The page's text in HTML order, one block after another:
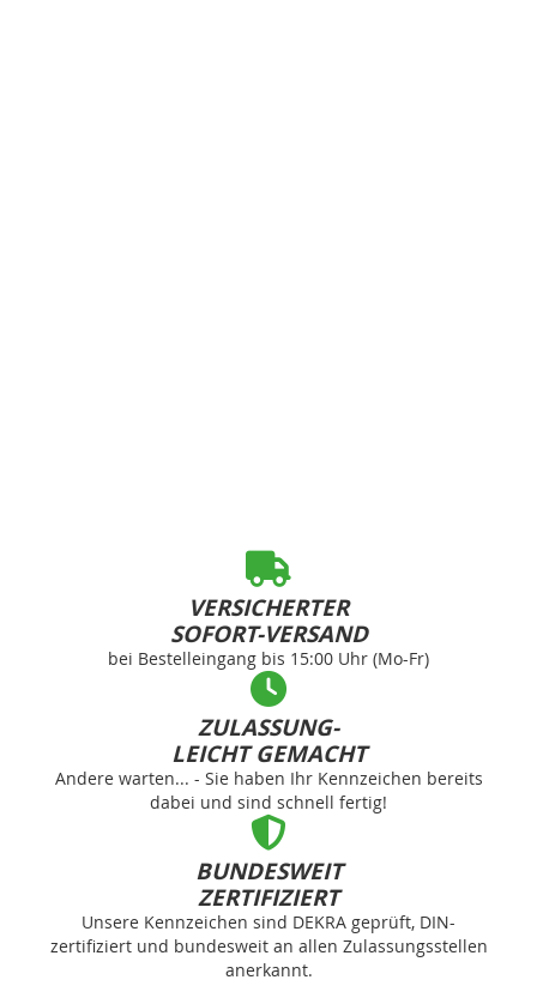
VERSICHERTER
SOFORT-VERSAND
bei Bestelleingang bis 15:00 Uhr (Mo-Fr)
ZULASSUNG-
LEICHT GEMACHT
Andere warten... - Sie haben Ihr Kennzeichen bereits
dabei und sind schnell fertig!
BUNDESWEIT
ZERTIFIZIERT
Unsere Kennzeichen sind DEKRA geprüft, DIN-
zertifiziert und bundesweit an allen Zulassungsstellen
anerkannt.